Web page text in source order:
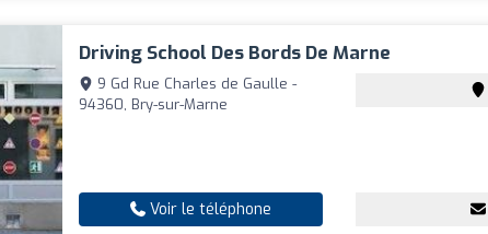
Driving School Des Bords De Marne
9 Gd Rue Charles de Gaulle -
94360, Bry-sur-Marne
Voir le téléphone